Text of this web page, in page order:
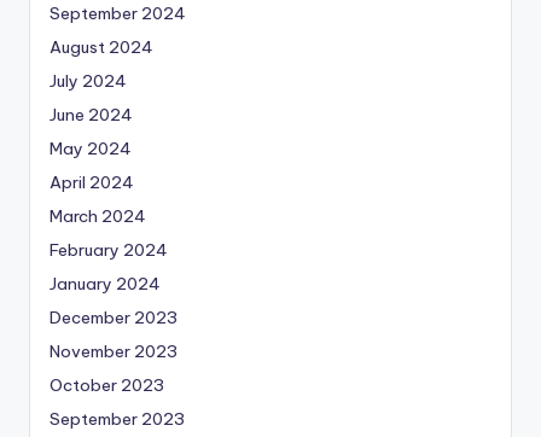
September 2024
August 2024
July 2024
June 2024
May 2024
April 2024
March 2024
February 2024
January 2024
December 2023
November 2023
October 2023
September 2023